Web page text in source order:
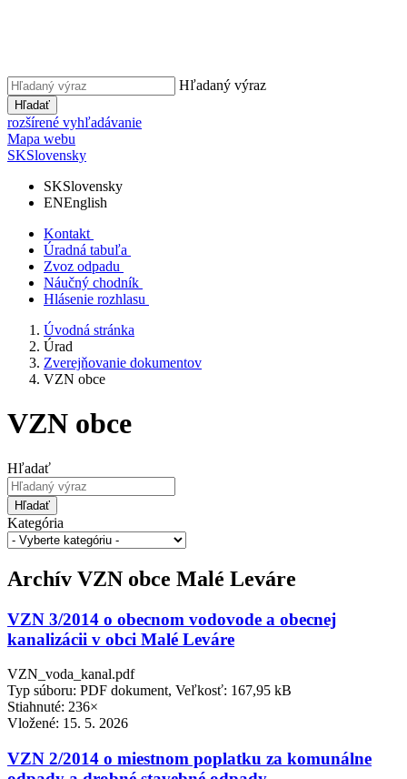
Hľadaný výraz
Hľadať
rozšírené vyhľadávanie
Mapa webu
SKSlovensky
SKSlovensky
ENEnglish
Kontakt
Úradná tabuľa
Zvoz odpadu
Náučný chodník
Hlásenie rozhlasu
Úvodná stránka
Úrad
Zverejňovanie dokumentov
VZN obce
VZN obce
Hľadať
Hľadať
Kategória
Archív VZN obce Malé Leváre
VZN 3/2014 o obecnom vodovode a obecnej
kanalizácii v obci Malé Leváre
VZN_voda_kanal.pdf
Typ súboru: PDF dokument, Veľkosť: 167,95 kB
Stiahnuté: 236×
Vložené: 15. 5. 2026
VZN 2/2014 o miestnom poplatku za komunálne